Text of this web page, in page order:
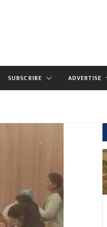
SUBSCRIBE ADVERTISE